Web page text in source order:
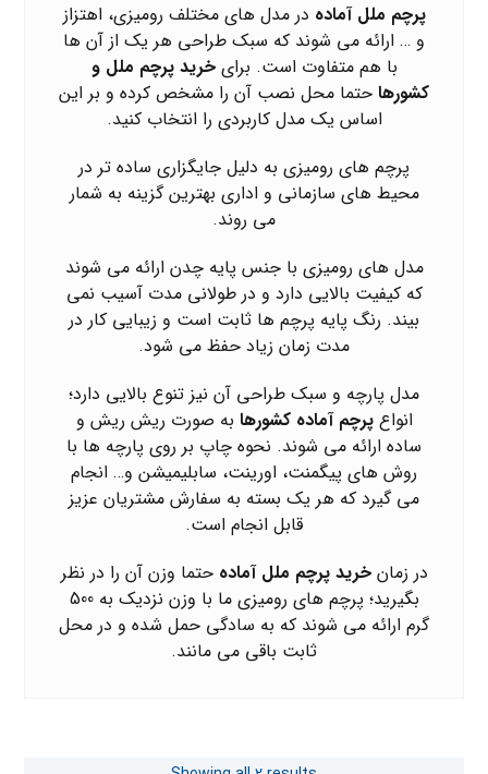
پرچم ملل آماده در مدل های مختلف رومیزی، اهتزاز
و … ارائه می شوند که سبک طراحی هر یک از آن ها
با هم متفاوت است. برایخرید پرچم ملل و
کشورها حتما محل نصب آن را مشخص کرده و بر این
اساس یک مدل کاربردی را انتخاب کنید.
پرچم های رومیزی به دلیل جایگزاری ساده تر در
محیط های سازمانی و اداری بهترین گزینه به شمار
می روند.
مدل های رومیزی با جنس پایه چدن ارائه می شوند
که کیفیت بالایی دارد و در طولانی مدت آسیب نمی
بیند. رنگ پایه پرچم ها ثابت است و زیبایی کار در
مدت زمان زیاد حفظ می شود.
مدل پارچه و سبک طراحی آن نیز تنوع بالایی دارد؛
انواعپرچم آماده کشورها به صورت ریش ریش و
ساده ارائه می شوند. نحوه چاپ بر روی پارچه ها با
روش های پیگمنت، اورینت، سابلیمیشن و… انجام
می گیرد که هر یک بسته به سفارش مشتریان عزیز
قابل انجام است.
در زمانخرید پرچم ملل آماده حتما وزن آن را در نظر
بگیرید؛ پرچم های رومیزی ما با وزن نزدیک به 500
گرم ارائه می شوند که به سادگی حمل شده و در محل
ثابت باقی می مانند.